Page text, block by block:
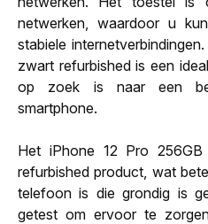
netwerken, waardoor u
stabiele
zwart refurbished is een
op zoek is naar een
smartphone.
Het iPhone 12 Pro
refurbished product, wat
telefoon is die grondig is
getest om ervoor te